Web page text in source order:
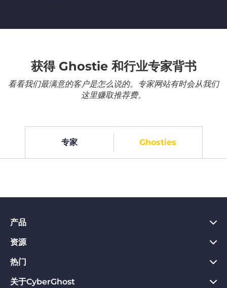
获得 Ghostie 和行业专家背书
看看我们最满意的客户是怎么说的。专家网站有时会从我们
这里赚取推荐费。
专家 Ghosties
产品
PC VPN应用
Chrome VPN应用
Mac VPN应用
资源
VPN是什么
Privacy Hub
热门
CyberGhost VPN评价
关于CyberGhost